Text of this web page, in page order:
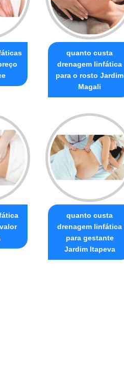
quanto custa
drenagem linfática
para o rosto Jardim
Magali
quanto custa
drenagem linfática
para gestante
Jardim Itapeva